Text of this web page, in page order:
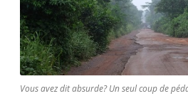
Vous avez dit absurde? Un seul coup de